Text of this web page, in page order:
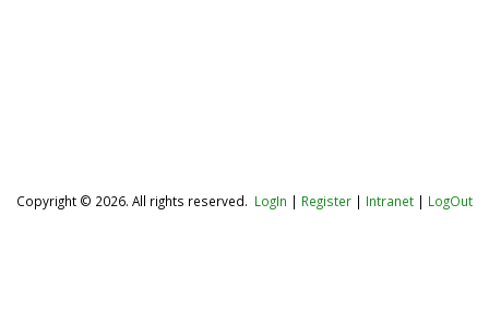
Copyright © 2026. All rights reserved. LogIn | Register | Intranet | LogOut